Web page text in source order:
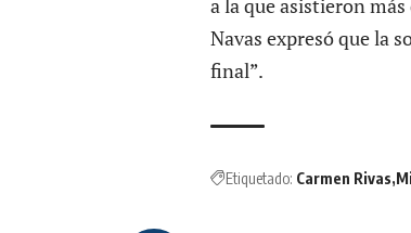
Navas expresó que la
final”.
Etiquetado: Carmen Rivas